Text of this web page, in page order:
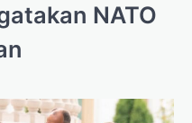
NATO